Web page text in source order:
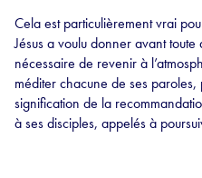
Cela est particulièrement vrai
Jésus a voulu donner avant
nécessaire de revenir à
méditer chacune de ses
signification de la
à ses disciples, appelés à